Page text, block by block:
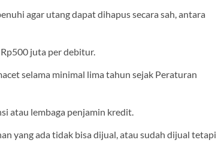
agar utang dapat dihapus secara sah, antara
juta per debitur.
selama minimal lima tahun sejak Peraturan
atau lembaga penjamin kredit.
yang ada tidak bisa dijual, atau sudah dijual tetapi